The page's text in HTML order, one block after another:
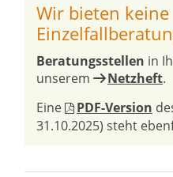
Wir bieten keine
Beratungsstellen in
unserem
Netzheft.
Eine
PDF-Version
31.10.2025) steht